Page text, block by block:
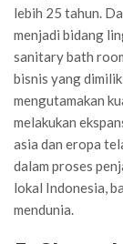
lebih 25 tahun.
menjadi bidang
sanitary bath
bisnis yang
mengutamakan
melakukan
asia dan eropa
dalam proses
lokal Indonesia,
mendunia.